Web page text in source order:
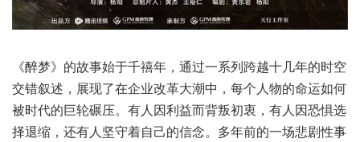
《醉梦》的故事始于千禧年，通过一系列跨越十几年的时空
交错叙述，展现了在企业改革大潮中，每个人物的命运如何
被时代的巨轮碾压。有人因利益而背叛初衷，有人因恐惧选
择退缩，还有人坚守着自己的信念。多年前的一场悲剧性事